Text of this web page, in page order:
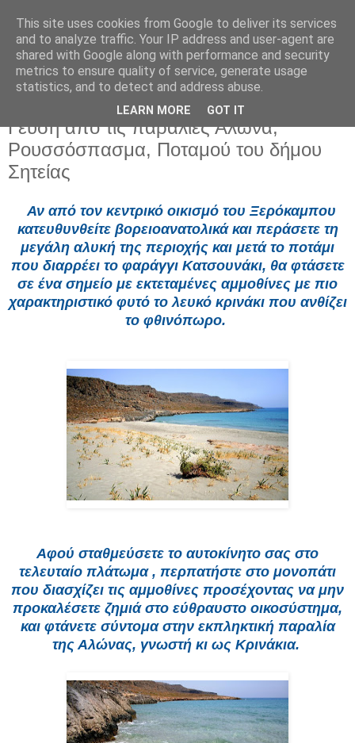
Δευτέρα 1 Ιουνίου 2026
Γεύση απο τις παραλίες Αλώνα,
Ρουσσόσπασμα, Ποταμού του δήμου
Σητείας
Αν από τον κεντρικό οικισμό του Ξερόκαμπου
κατευθυνθείτε βορειοανατολικά και περάσετε τη
μεγάλη αλυκή της περιοχής και μετά το ποτάμι
που διαρρέει το φαράγγι Κατσουνάκι, θα φτάσετε
σε ένα σημείο με εκτεταμένες αμμοθίνες με πιο
χαρακτηριστικό φυτό τολευκό κρινάκιπου ανθίζει
το φθινόπωρο.
Αφού σταθμεύσετε το αυτοκίνητο σας στο
τελευταίο πλάτωμα , περπατήστε στο μονοπάτι
που διασχίζει τις αμμοθίνες προσέχοντας να μην
προκαλέσετε ζημιά στο εύθραυστο οικοσύστημα,
και φτάνετε σύντομα στην εκπληκτική παραλία
τηςΑλώνας, γνωστή κι ωςΚρινάκια.
This site uses cookies from Google to deliver its services
and to analyze traffic. Your IP address and user-agent are
shared with Google along with performance and security
metrics to ensure quality of service, generate usage
statistics, and to detect and address abuse.
LEARN MORE GOT IT